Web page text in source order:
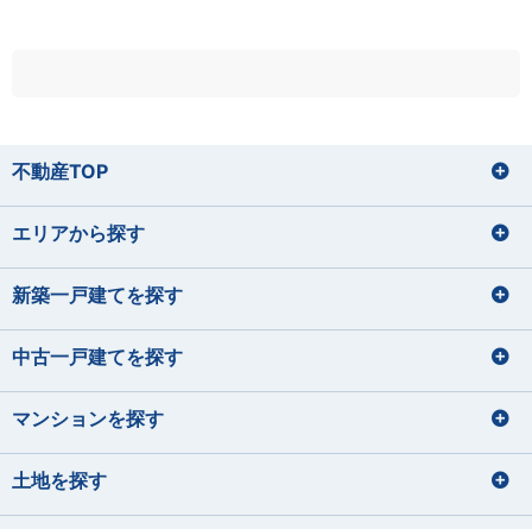
不動産TOP
エリアから探す
新築一戸建てを探す
中古一戸建てを探す
マンションを探す
土地を探す